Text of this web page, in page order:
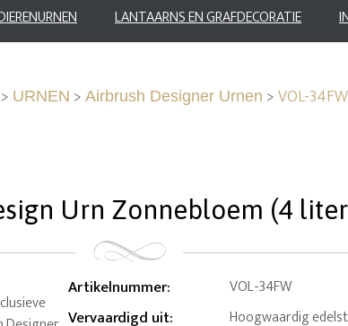
LANTAARNS EN GRAFDECORATIE
> URNEN > Airbrush Designer Urnen >VOL-
Urn Zonnebloem (4
Artikelnummer: VOL-34FW
Vervaardigd uit: Hoogwaardig